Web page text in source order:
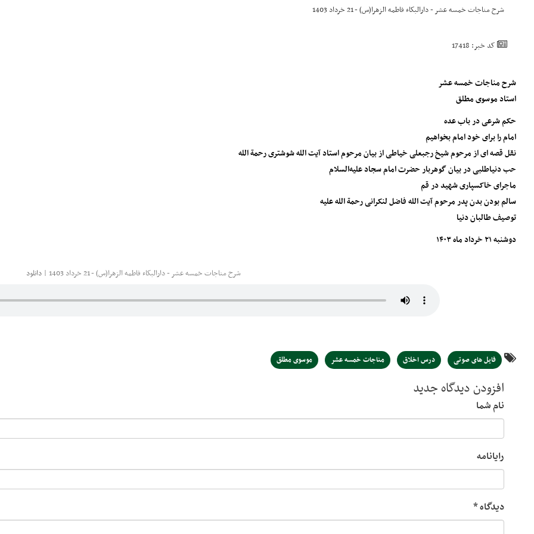
شرح مناجات خمسه عشر - دارالبکاء فاطمه الزهرا(س) - 21 خرداد 1403
کد خبر: 17418
شرح مناجات خمسه عشر
استاد موسوی مطلق
حکم شرعی در باب عده
امام را برای خود امام بخواهیم
نقل قصه ای از مرحوم شیخ رجبعلی خیاطی از بیان مرحوم استاد آیت الله شوشتری رحمة الله
حب دنیاطلبی در بیان گوهربار حضرت امام سجاد علیه‌السلام
ماجرای خاکسپاری شهید در قم
سالم بودن بدن پدر مرحوم آیت الله فاضل لنکرانی رحمة الله عليه
توصیف طالبان دنیا
دوشنبه ۲۱ خرداد ماه ۱۴۰۳
شرح مناجات خمسه عشر - دارالبکاء فاطمه الزهرا(س) - 21 خرداد 1403 | دانلود
فایل های صوتی درس اخلاق مناجات خمسه عشر موسوی مطلق
افزودن دیدگاه جدید
نام شما
رایانامه
دیدگاه*